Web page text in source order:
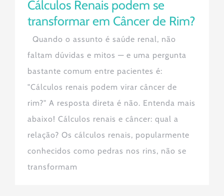
Cálculos Renais podem se
transformar em Câncer de Rim?
Quando o assunto é saúde renal, não
faltam dúvidas e mitos — e uma pergunta
bastante comum entre pacientes é:
"Cálculos renais podem virar câncer de
rim?" A resposta direta é não. Entenda mais
abaixo! Cálculos renais e câncer: qual a
relação? Os cálculos renais, popularmente
conhecidos como pedras nos rins, não se
transformam